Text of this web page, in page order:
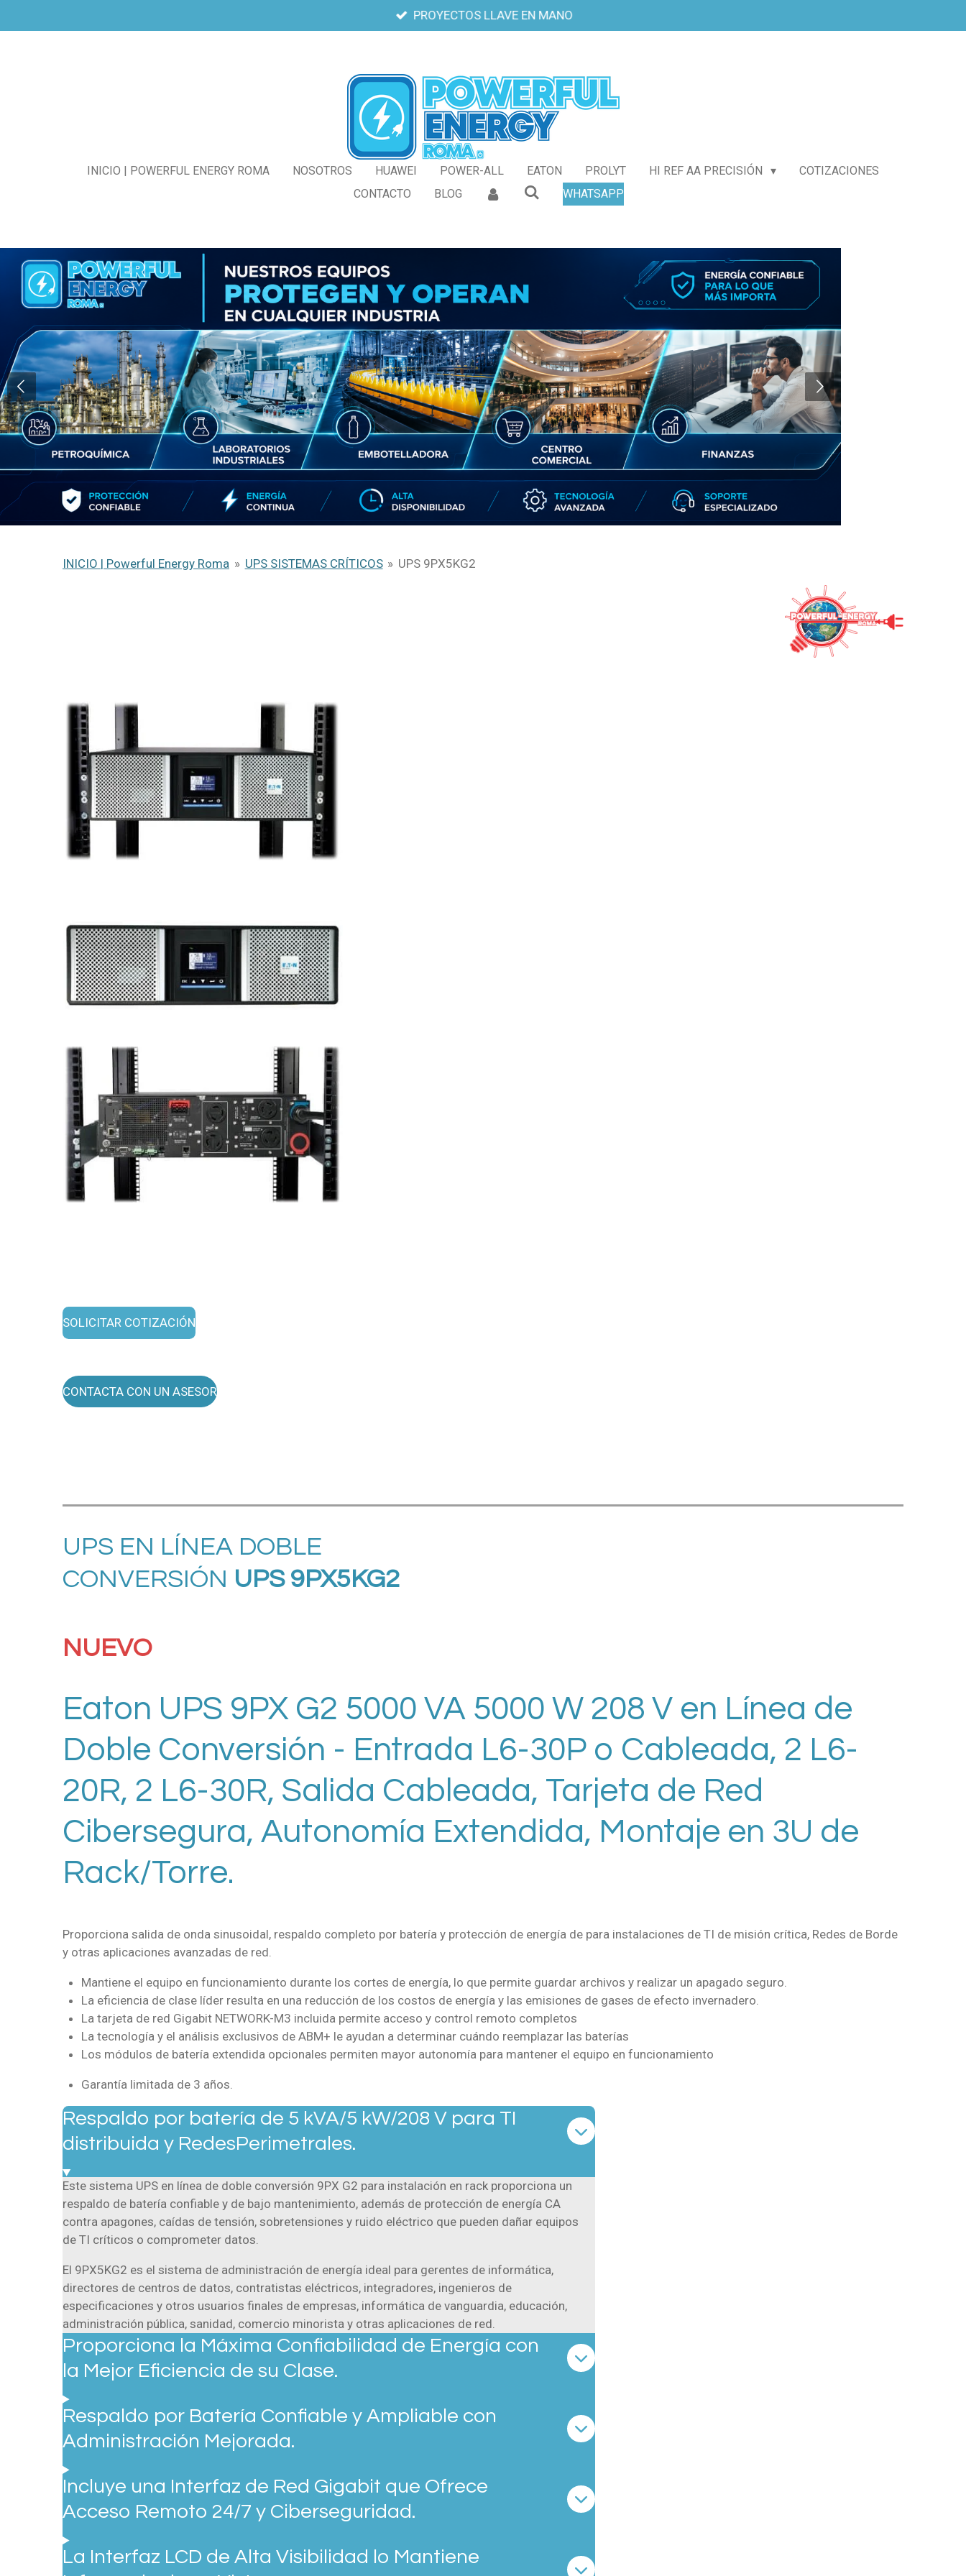
al
PROYECTOS LLAVE EN MANO
INICIO | POWERFUL ENERGY ROMA NOSOTROS HUAWEI POWER-ALL EATON PROLYT HI REF AA PRECISIÓN
COTIZACIONES
CONTACTO
BLOG WHATSAPP
INICIO | Powerful Energy Roma » UPS SISTEMAS CRÍTICOS » UPS 9PX5KG2
SOLICITAR COTIZACIÓN
CONTACTA CON UN ASESOR
UPS EN LÍNEA DOBLE
CONVERSIÓN UPS 9PX5KG2
NUEVO
Eaton UPS 9PX G2 5000 VA 5000 W 208 V en Línea de
Doble Conversión - Entrada L6-30P o Cableada, 2 L6-
20R, 2 L6-30R, Salida Cableada, Tarjeta de Red
Cibersegura, Autonomía Extendida, Montaje en 3U de
Rack/Torre.
Proporciona salida de onda sinusoidal, respaldo completo por batería y protección de energía de para instalaciones de TI de misión crítica, Redes de Borde
y otras aplicaciones avanzadas de red.
Mantiene el equipo en funcionamiento durante los cortes de energía, lo que permite guardar archivos y realizar un apagado seguro.
La eficiencia de clase líder resulta en una reducción de los costos de energía y las emisiones de gases de efecto invernadero.
La tarjeta de red Gigabit NETWORK-M3 incluida permite acceso y control remoto completos
La tecnología y el análisis exclusivos de ABM+ le ayudan a determinar cuándo reemplazar las baterías
Los módulos de batería extendida opcionales permiten mayor autonomía para mantener el equipo en funcionamiento
Garantía limitada de 3 años.
Respaldo por batería de 5 kVA/5 kW/208 V para TI
distribuida y RedesPerimetrales.
Este sistema UPS en línea de doble conversión 9PX G2 para instalación en rack proporciona un
respaldo de batería confiable y de bajo mantenimiento, además de protección de energía CA
contra apagones, caídas de tensión, sobretensiones y ruido eléctrico que pueden dañar equipos
de TI críticos o comprometer datos.
El 9PX5KG2 es el sistema de administración de energía ideal para gerentes de informática,
directores de centros de datos, contratistas eléctricos, integradores, ingenieros de
especificaciones y otros usuarios finales de empresas, informática de vanguardia, educación,
administración pública, sanidad, comercio minorista y otras aplicaciones de red.
Proporciona la Máxima Confiabilidad de Energía con
la Mejor Eficiencia de su Clase.
Respaldo por Batería Confiable y Ampliable con
Administración Mejorada.
Incluye una Interfaz de Red Gigabit que Ofrece
Acceso Remoto 24/7 y Ciberseguridad.
La Interfaz LCD de Alta Visibilidad lo Mantiene